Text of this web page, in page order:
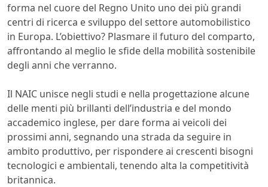
forma nel cuore del Regno Unito uno dei più grandi
centri di ricerca e sviluppo del settore automobilistico
in Europa. L’obiettivo? Plasmare il futuro del comparto,
affrontando al meglio le sfide della mobilità sostenibile
degli anni che verranno.
Il NAIC unisce negli studi e nella progettazione alcune
delle menti più brillanti dell’industria e del mondo
accademico inglese, per dare forma ai veicoli dei
prossimi anni, segnando una strada da seguire in
ambito produttivo, per rispondere ai crescenti bisogni
tecnologici e ambientali, tenendo alta la competitività
britannica.